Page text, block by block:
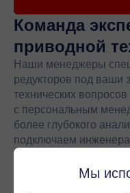
Команда
приводной
Наши менеджеры
редукторов под ваши
технических
с персональным
более глубокого
подключаем
Мы